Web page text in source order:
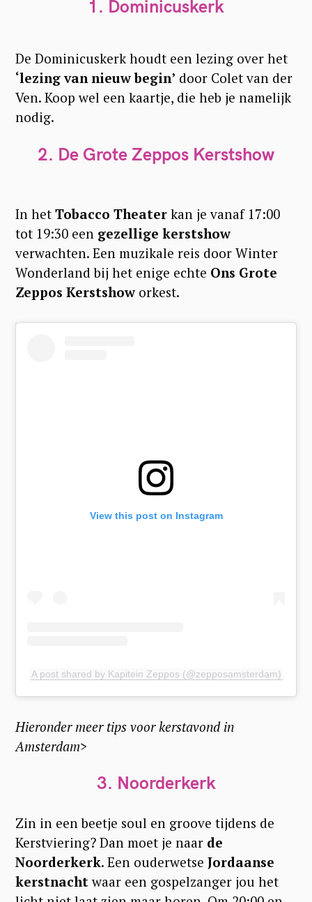
1. Dominicuskerk
De Dominicuskerk houdt een lezing over het
‘lezing van nieuw begin’ door Colet van der
Ven. Koop wel een kaartje, die heb je namelijk
nodig.
2. De Grote Zeppos Kerstshow
In het Tobacco Theater kan je vanaf 17:00
tot 19:30 een gezellige kerstshow
verwachten. Een muzikale reis door Winter
Wonderland bij het enige echte Ons Grote
Zeppos Kerstshow orkest.
View this post on Instagram
A post shared by Kapitein Zeppos (@zepposamsterdam)
Hieronder meer tips voor kerstavond in
Amsterdam>
3. Noorderkerk
Zin in een beetje soul en groove tijdens de
Kerstviering? Dan moet je naar de
Noorderkerk. Een ouderwetse Jordaanse
kerstnachtwaar een gospelzanger jou het